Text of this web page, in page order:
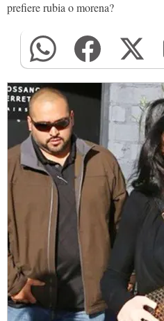
prefiere rubia o morena?